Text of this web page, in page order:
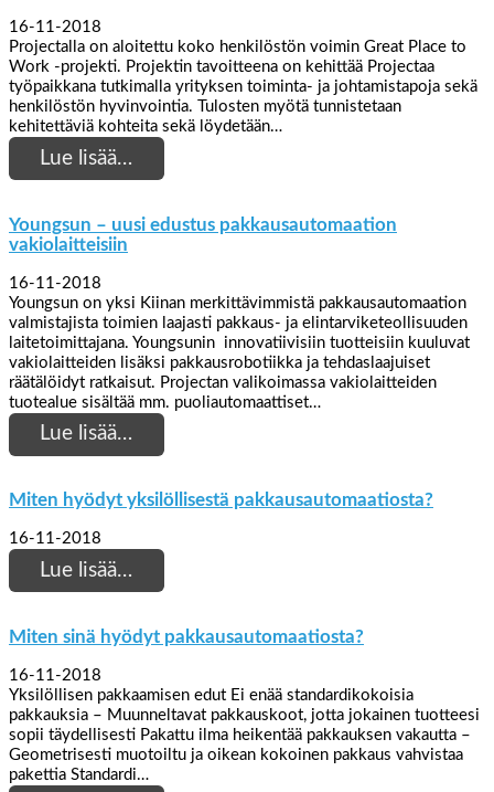
16-11-2018
Projectalla on aloitettu koko henkilöstön voimin Great Place to
Work -projekti. Projektin tavoitteena on kehittää Projectaa
työpaikkana tutkimalla yrityksen toiminta- ja johtamistapoja sekä
henkilöstön hyvinvointia. Tulosten myötä tunnistetaan
kehitettäviä kohteita sekä löydetään…
Lue lisää…
Youngsun – uusi edustus pakkausautomaation
vakiolaitteisiin
16-11-2018
Youngsun on yksi Kiinan merkittävimmistä pakkausautomaation
valmistajista toimien laajasti pakkaus- ja elintarviketeollisuuden
laitetoimittajana. Youngsunin innovatiivisiin tuotteisiin kuuluvat
vakiolaitteiden lisäksi pakkausrobotiikka ja tehdaslaajuiset
räätälöidyt ratkaisut. Projectan valikoimassa vakiolaitteiden
tuotealue sisältää mm. puoliautomaattiset…
Lue lisää…
Miten hyödyt yksilöllisestä pakkausautomaatiosta?
16-11-2018
Lue lisää…
Miten sinä hyödyt pakkausautomaatiosta?
16-11-2018
Yksilöllisen pakkaamisen edut Ei enää standardikokoisia
pakkauksia – Muunneltavat pakkauskoot, jotta jokainen tuotteesi
sopii täydellisesti Pakattu ilma heikentää pakkauksen vakautta –
Geometrisesti muotoiltu ja oikean kokoinen pakkaus vahvistaa
pakettia Standardi…